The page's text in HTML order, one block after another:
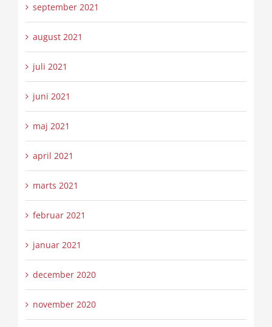
september 2021
august 2021
juli 2021
juni 2021
maj 2021
april 2021
marts 2021
februar 2021
januar 2021
december 2020
november 2020